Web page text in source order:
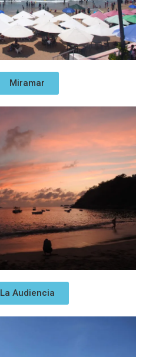
Miramar
La Audiencia